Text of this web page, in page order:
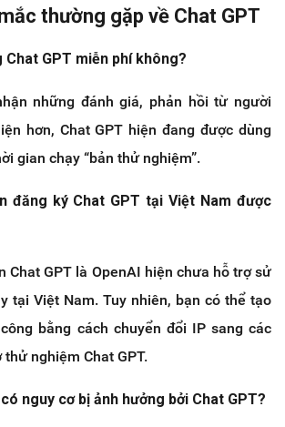
thường gặp về Chat GPT
Chat GPT miễn phí không?
những đánh giá, phản hồi từ người
hơn, Chat GPT hiện đang được dùng
gian chạy “bản thử nghiệm”.
đăng ký Chat GPT tại Việt Nam được
Chat GPT là OpenAI hiện chưa hỗ trợ sử
tại Việt Nam. Tuy nhiên, bạn có thể tạo
bằng cách chuyển đổi IP sang các
nghiệm Chat GPT.
nguy cơ bị ảnh hưởng bởi Chat GPT?